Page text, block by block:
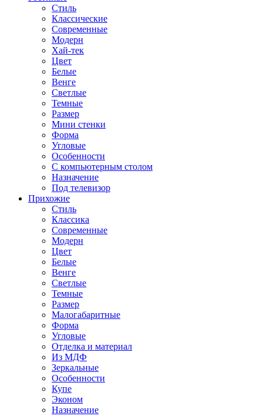
Стиль
Классические
Современные
Модерн
Хай-тек
Цвет
Белые
Венге
Светлые
Темные
Размер
Мини стенки
Форма
Угловые
Особенности
С компьютерным столом
Назначение
Под телевизор
Прихожие
Стиль
Классика
Современные
Модерн
Цвет
Белые
Венге
Светлые
Темные
Размер
Малогабаритные
Форма
Угловые
Отделка и материал
Из МДФ
Зеркальные
Особенности
Купе
Эконом
Назначение